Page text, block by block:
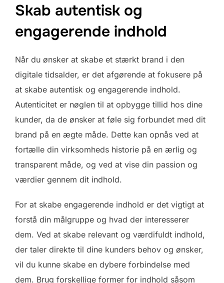
Skab autentisk og
engagerende indhold
Når du ønsker at skabe et stærkt brand i den
digitale tidsalder, er det afgørende at fokusere på
at skabe autentisk og engagerende indhold.
Autenticitet er nøglen til at opbygge tillid hos dine
kunder, da de ønsker at føle sig forbundet med dit
brand på en ægte måde. Dette kan opnås ved at
fortælle din virksomheds historie på en ærlig og
transparent måde, og ved at vise din passion og
værdier gennem dit indhold.
For at skabe engagerende indhold er det vigtigt at
forstå din målgruppe og hvad der interesserer
dem. Ved at skabe relevant og værdifuldt indhold,
der taler direkte til dine kunders behov og ønsker,
vil du kunne skabe en dybere forbindelse med
dem. Brug forskellige former for indhold såsom